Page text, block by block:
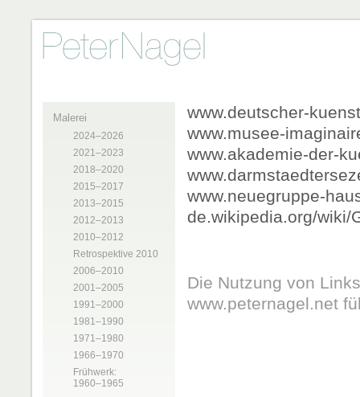
Malerei
2024–2026
2021–2023
2018–2020
2015–2017
2013–2015
2012–2013
2010–2012
Retrospektive 2010
2006–2010
2001–2005
1991–2000
1981–1990
1971–1980
1966–1970
Frühwerk:
1960–1965
www.deutscher-
www.musee-
www.akademie-der-
www.neuegruppe-
de.wikipedia.org/wiki/
Die Nutzung von
www.peternagel.net